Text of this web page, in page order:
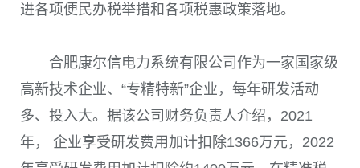
进各项便民办税举措和各项税惠政策落地。
合肥康尔信电力系统有限公司作为一家国家级
高新技术企业、“专精特新”企业，每年研发活动
多、投入大。据该公司财务负责人介绍， 2021
年， 企业享受研发费用加计扣除1366万元， 2022